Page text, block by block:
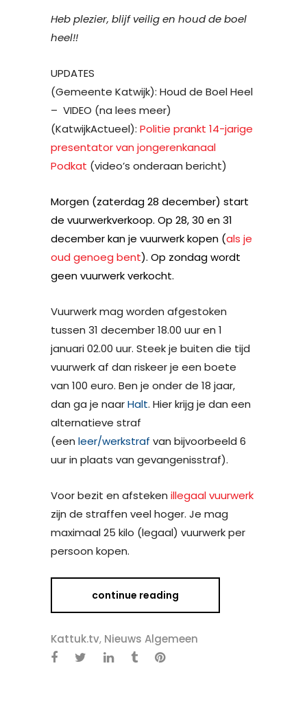
Heb plezier, blijf veilig en houd de boel
heel!!
UPDATES
(Gemeente Katwijk): Houd de Boel Heel
– VIDEO (na lees meer)
(KatwijkActueel): Politie prankt 14-jarige
presentator van jongerenkanaal
Podkat (video’s onderaan bericht)
Morgen (zaterdag 28 december) start
de vuurwerkverkoop. Op 28, 30 en 31
december kan je vuurwerk kopen (als je
oud genoeg bent). Op zondag wordt
geen vuurwerk verkocht.
Vuurwerk mag worden afgestoken
tussen 31 december 18.00 uur en 1
januari 02.00 uur. Steek je buiten die tijd
vuurwerk af dan riskeer je een boete
van 100 euro. Ben je onder de 18 jaar,
dan ga je naarHalt. Hier krijg je dan een
alternatieve straf
(een leer/werkstraf van bijvoorbeeld 6
uur in plaats van gevangenisstraf).
Voor bezit en afsteken illegaal vuurwerk
zijn de straffen veel hoger. Je mag
maximaal 25 kilo (legaal) vuurwerk per
persoon kopen.
continue reading
Kattuk.tv, Nieuws Algemeen